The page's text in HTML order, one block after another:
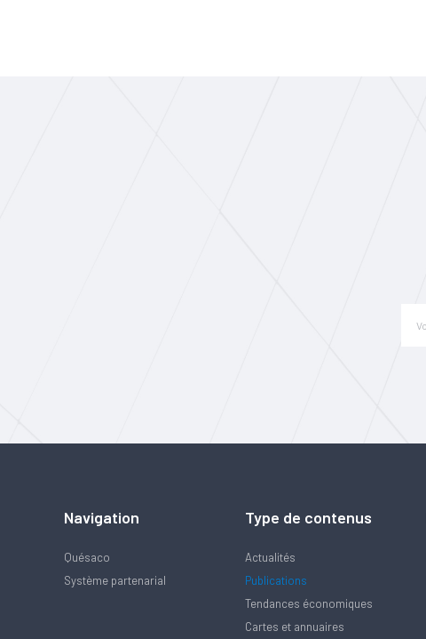
Navigation
Quésaco
Système partenarial
Type de contenus
Actualités
Publications
Tendances économiques
Cartes et annuaires